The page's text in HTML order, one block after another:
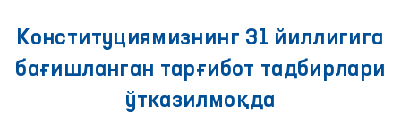
Конституциямизнинг 31 йиллигига
бағишланган тарғибот тадбирлари
ўтказилмоқда